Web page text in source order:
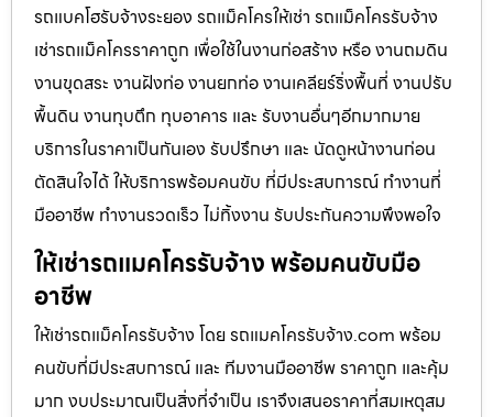
รถแบคโฮรับจ้างระยอง รถแม็คโครให้เช่า รถแม็คโครรับจ้าง
เช่ารถแม็คโครราคาถูก เพื่อใช้ในงานก่อสร้าง หรือ งานถมดิน
งานขุดสระ งานฝังท่อ งานยกท่อ งานเคลียร์ริ่งพื้นที่ งานปรับ
พื้นดิน งานทุบตึก ทุบอาคาร และ รับงานอื่นๆอีกมากมาย
บริการในราคาเป็นกันเอง รับปรึกษา และ นัดดูหน้างานก่อน
ตัดสินใจได้ ให้บริการพร้อมคนขับ ที่มีประสบการณ์ ทำงานที่
มืออาชีพ ทำงานรวดเร็ว ไม่ทิ้งงาน รับประกันความพึงพอใจ
ให้เช่ารถแมคโครรับจ้าง พร้อมคนขับมือ
อาชีพ
ให้เช่ารถแม็คโครรับจ้าง โดย รถแมคโครรับจ้าง.com พร้อม
คนขับที่มีประสบการณ์ และ ทีมงานมืออาชีพ ราคาถูก และคุ้ม
มาก งบประมาณเป็นสิ่งที่จำเป็น เราจึงเสนอราคาที่สมเหตุสม